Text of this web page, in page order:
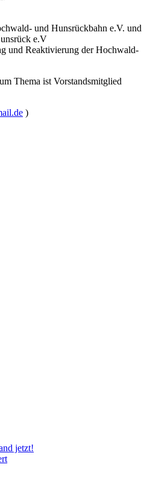
und Hunsrückbahn e.V. und
e.V
und Reaktivierung der Hochwald-
Thema ist Vorstandsmitglied
)
jetzt!